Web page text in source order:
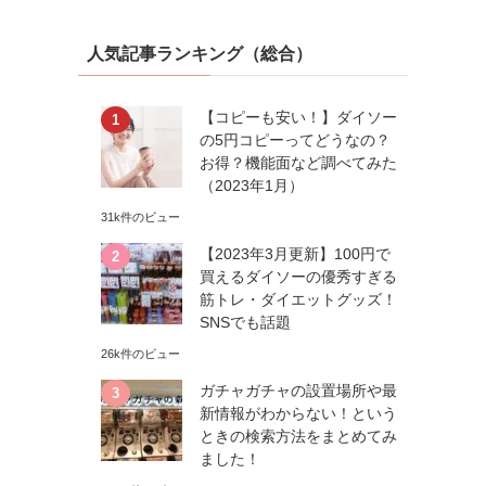
人気記事ランキング（総合）
【コピーも安い！】ダイソー
の5円コピーってどうなの？
お得？機能面など調べてみた
（2023年1月）
31k件のビュー
【2023年3月更新】100円で
買えるダイソーの優秀すぎる
筋トレ・ダイエットグッズ！
SNSでも話題
26k件のビュー
ガチャガチャの設置場所や最
新情報がわからない！という
ときの検索方法をまとめてみ
ました！